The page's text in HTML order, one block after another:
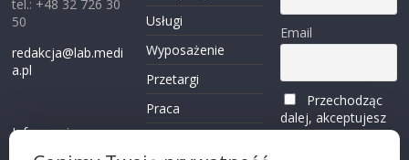
tel.: +48 32 726 30
50
redakcja@lab.medi
a.pl
Informacje o
Usługi
Wyposażenie
Przetargi
Praca
Email
Przechodząc
dalej, akceptujesz
politykę